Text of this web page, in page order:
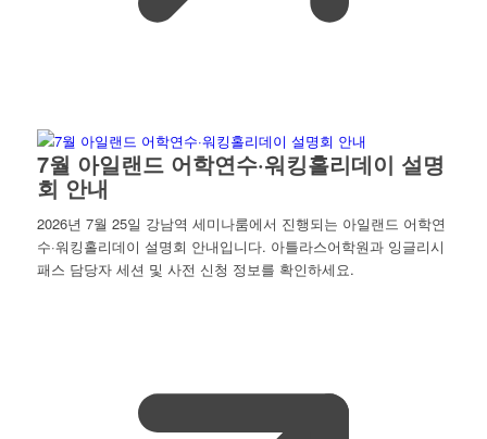
7월 아일랜드 어학연수·워킹홀리데이 설명
회 안내
2026년 7월 25일 강남역 세미나룸에서 진행되는 아일랜드 어학연
수·워킹홀리데이 설명회 안내입니다. 아틀라스어학원과 잉글리시
패스 담당자 세션 및 사전 신청 정보를 확인하세요.